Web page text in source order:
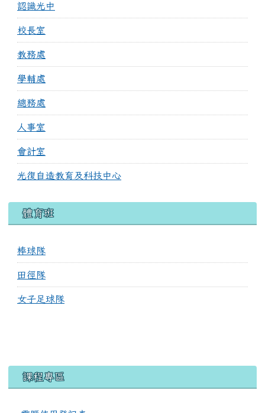
認識光中
校長室
教務處
學輔處
總務處
人事室
會計室
光復自造教育及科技中心
體育班
棒球隊
田徑隊
女子足球隊
課程專區